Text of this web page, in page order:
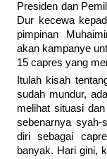
Presiden dan
Dur kecewa
pimpinan
akan kampanye
15 capres yang
Itulah kisah
sudah mundur,
melihat situasi
sebenarnya
diri sebagai
banyak. Hari gini,